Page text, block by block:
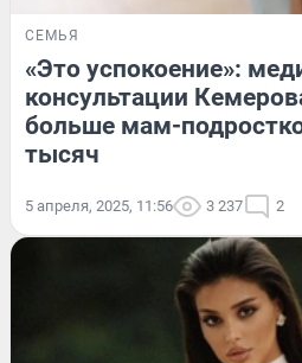
СЕМЬЯ
«Это успокоение»:
консультации
больше мам-
тысяч
5 апреля, 2025, 11:56 3 237 2